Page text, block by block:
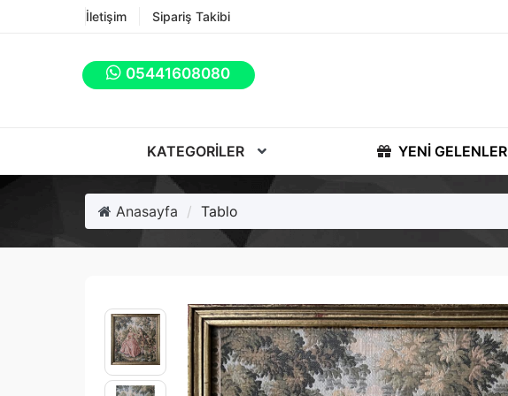
İletişim Sipariş Takibi
05441608080
KATEGORILER YENI GELENLER
Anasayfa Tablo